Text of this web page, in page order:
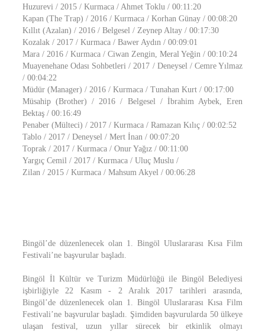
Huzurevi / 2015 / Kurmaca / Ahmet Toklu / 00:11:20
Kapan (The Trap) / 2016 / Kurmaca / Korhan Günay / 00:08:20
Kıllıt (Azalan) / 2016 / Belgesel / Zeynep Altay / 00:17:30
Kozalak / 2017 / Kurmaca / Bawer Aydın / 00:09:01
Mara / 2016 / Kurmaca / Ciwan Zengin, Meral Yeğin / 00:10:24
Muayenehane Odası Sohbetleri / 2017 / Deneysel / Cemre Yılmaz
/ 00:04:22
Müdür (Manager) / 2016 / Kurmaca / Tunahan Kurt / 00:17:00
Müsahip (Brother) / 2016 / Belgesel / İbrahim Aybek, Eren
Bektaş / 00:16:49
Penaber (Mülteci) / 2017 / Kurmaca / Ramazan Kılıç / 00:02:52
Tablo / 2017 / Deneysel / Mert İnan / 00:07:20
Toprak / 2017 / Kurmaca / Onur Yağız / 00:11:00
Yargıç Cemil / 2017 / Kurmaca / Uluç Muslu /
Zilan / 2015 / Kurmaca / Mahsum Akyel / 00:06:28
Bingöl’de düzenlenecek olan 1. Bingöl Uluslararası Kısa Film
Festivali’ne başvurular başladı.
Bingöl İl Kültür ve Turizm Müdürlüğü ile Bingöl Belediyesi
işbirliğiyle 22 Kasım - 2 Aralık 2017 tarihleri arasında,
Bingöl’de düzenlenecek olan 1. Bingöl Uluslararası Kısa Film
Festivali’ne başvurular başladı. Şimdiden başvurularda 50 ülkeye
ulaşan festival, uzun yıllar sürecek bir etkinlik olmayı